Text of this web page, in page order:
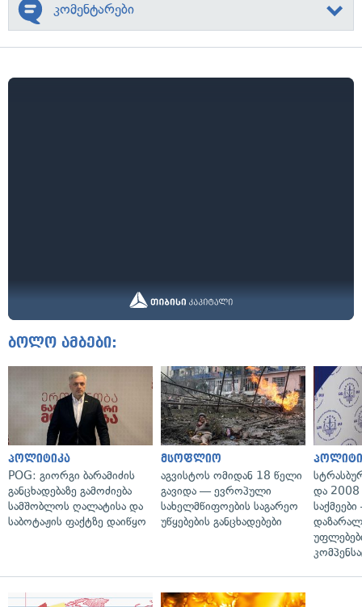
კომენტარები
ბოლო ამბები:
პოლიტიკა
POG: გიორგი ბარამიძის
განცხადებაზე გამოძიება
სამშობლოს ღალატისა და
საბოტაჟის ფაქტზე დაიწყო
მსოფლიო
აგვისტოს ომიდან 18 წელი
გავიდა — ევროპული
სახელმწიფოების საგარეო
უწყებების განცხადებები
და 2008